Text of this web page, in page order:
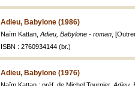
Adieu, Babylone (1986)
Naïm Kattan, Adieu, Babylone - roman ,
ISBN : 2760934144 (br.)
Adieu, Babylone (1976)